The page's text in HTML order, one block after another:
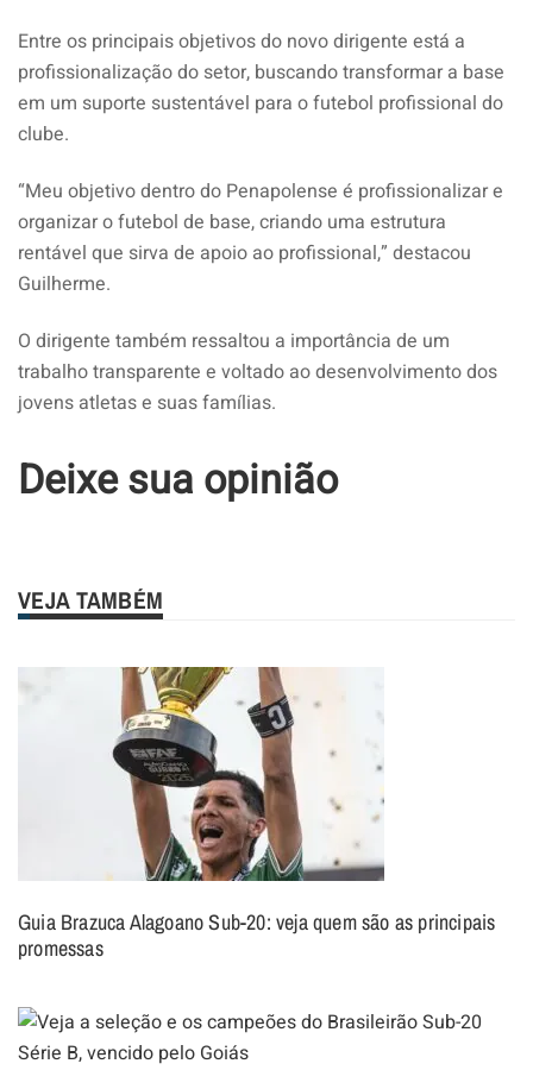
Entre os principais objetivos do novo dirigente está a
profissionalização do setor, buscando transformar a base
em um suporte sustentável para o futebol profissional do
clube.
“Meu objetivo dentro do Penapolense é profissionalizar e
organizar o futebol de base, criando uma estrutura
rentável que sirva de apoio ao profissional,” destacou
Guilherme.
O dirigente também ressaltou a importância de um
trabalho transparente e voltado ao desenvolvimento dos
jovens atletas e suas famílias.
Deixe sua opinião
VEJA TAMBÉM
Guia Brazuca Alagoano Sub-20: veja quem são as principais
promessas